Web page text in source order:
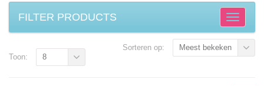
FILTER PRODUCTS
Sorteren op: Meest bekeken
Toon: 8